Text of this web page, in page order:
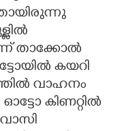
താക്കോൽ
കയറി
വാഹനം
കിണറ്റിൽ